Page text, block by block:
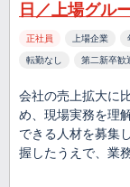
日／上場グル
正社員 上場企業
転勤なし 第二新卒歓
会社の売上拡大に
め、現場実務を理
できる人材を募集
握したうえで、業